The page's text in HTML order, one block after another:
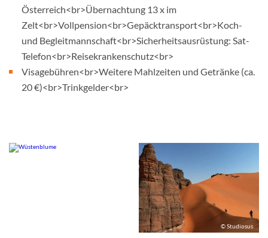
Österreich<br>Übernachtung 13 x im
Zelt<br>Vollpension<br>Gepäcktransport<br>Koch-
und Begleitmannschaft<br>Sicherheitsausrüstung: Sat-
Telefon<br>Reisekrankenschutz<br>
Visagebühren<br>Weitere Mahlzeiten und Getränke (ca.
20 €)<br>Trinkgelder<br>
© Studiosus